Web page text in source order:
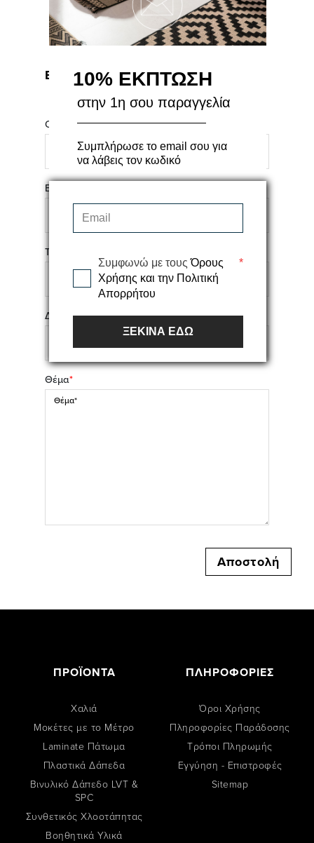
Δευτ.-Παρασκ. 09:00-17:00
Σάββατο 09:00-15:00
Κυριακή Κλειστά
Επικοινωνήστε μαζί μας
Ονοματεπώνυμο*
E-mail
Τηλέφωνο
Διεύθυνση
Θέμα*
ΠΡΟΪΟΝΤΑ
Χαλιά
Μοκέτες με το Μέτρο
Laminate Πάτωμα
Πλαστικά Δάπεδα
Βινυλικό Δάπεδο LVT &
SPC
Συνθετικός Χλοοτάπητας
Βοηθητικά Υλικά
ΠΛΗΡΟΦΟΡΙΕΣ
Όροι Χρήσης
Πληροφορίες Παράδοσης
Tρόποι Πληρωμής
Εγγύηση - Επιστροφές
Sitemap
10% ΕΚΠΤΩΣΗ
στην 1η σου παραγγελία
Συμπλήρωσε το email σου για
να λάβεις τον κωδικό
Συμφωνώ με τουςΌρους
Χρήσης και την Πολιτική
Απορρήτου
*
ΞΕΚΙΝΑ ΕΔΩ